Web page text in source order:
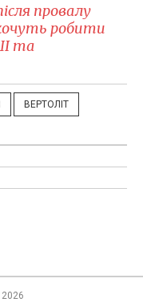
провалу
робити
та
ВЕРТОЛІТ